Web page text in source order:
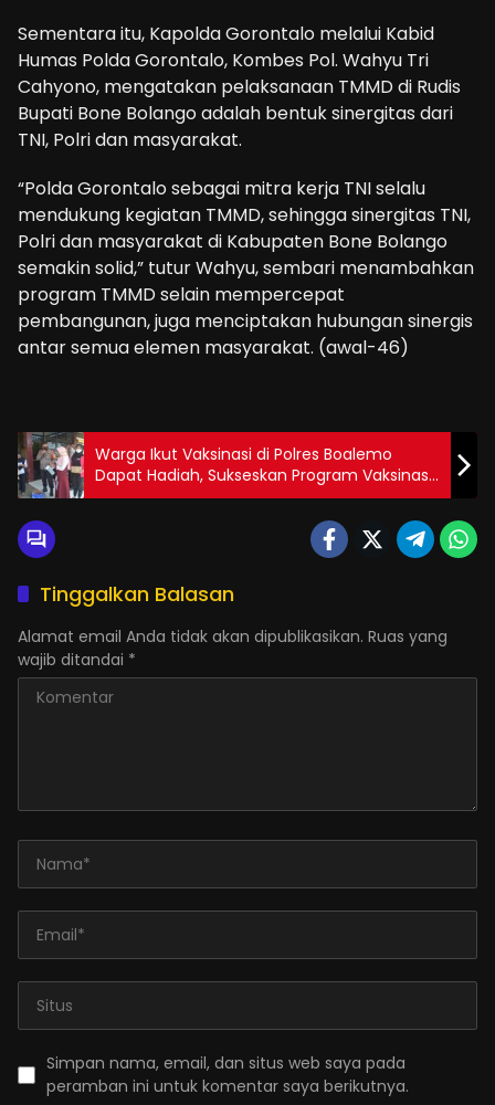
Sementara itu, Kapolda Gorontalo melalui Kabid
Humas Polda Gorontalo, Kombes Pol. Wahyu Tri
Cahyono, mengatakan pelaksanaan TMMD di Rudis
Bupati Bone Bolango adalah bentuk sinergitas dari
TNI, Polri dan masyarakat.
“Polda Gorontalo sebagai mitra kerja TNI selalu
mendukung kegiatan TMMD, sehingga sinergitas TNI,
Polri dan masyarakat di Kabupaten Bone Bolango
semakin solid,” tutur Wahyu, sembari menambahkan
program TMMD selain mempercepat
pembangunan, juga menciptakan hubungan sinergis
antar semua elemen masyarakat. (awal-46)
Warga Ikut Vaksinasi di Polres Boalemo
Dapat Hadiah, Sukseskan Program Vaksinas
Covid19
Tinggalkan Balasan
Alamat email Anda tidak akan dipublikasikan. Ruas yang
wajib ditandai *
Simpan nama, email, dan situs web saya pada
peramban ini untuk komentar saya berikutnya.